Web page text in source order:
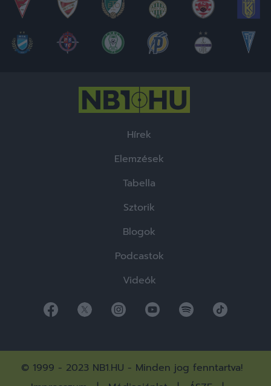
Hírek
Elemzések
Tabella
Sztorik
Blogok
Podcastok
Videók
© 1999 - 2023 NB1.HU - Minden jog fenntartva!